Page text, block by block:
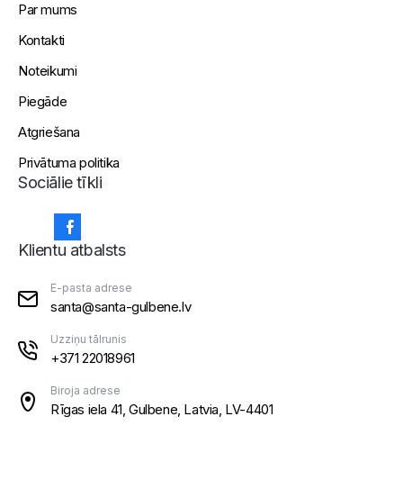
Par mums
Kontakti
Noteikumi
Piegāde
Atgriešana
Privātuma politika
Sociālie tīkli
Klientu atbalsts
E-pasta adrese
santa@santa-gulbene.lv
Uzziņu tālrunis
+371 22018961
Biroja adrese
Rīgas iela 41, Gulbene, Latvia, LV-4401